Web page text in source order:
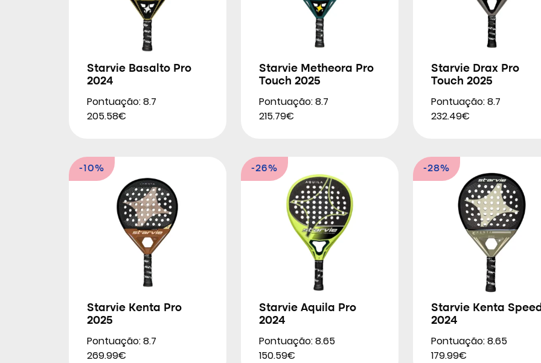
Starvie Basalto Pro
2024
Pontuação: 8.7
205.58€
Starvie Metheora Pro
Touch 2025
Pontuação: 8.7
215.79€
Starvie Drax Pro
Touch 2025
Pontuação: 8.7
232.49€
-10%
Starvie Kenta Pro
2025
Pontuação: 8.7
269.99€
-26%
Starvie Aquila Pro
2024
Pontuação: 8.65
150.59€
-28%
Starvie Kenta
2024
Pontuação: 8.65
179.99€